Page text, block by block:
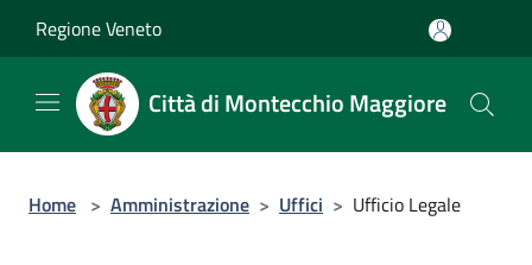
Regione Veneto
Città di Montecchio Maggiore
Home > Amministrazione > Uffici > Ufficio Legale